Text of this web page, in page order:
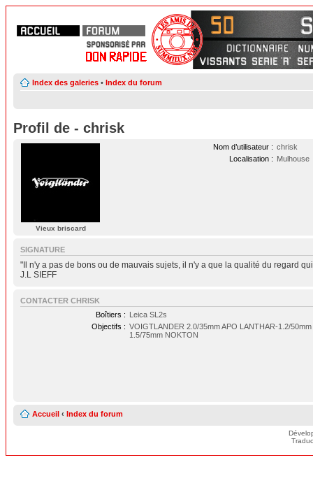
Index des galeries • Index du forum
Profil de - chrisk
Vieux briscard
Nom d’utilisateur : chrisk
Localisation : Mulhouse
SIGNATURE
"Il n'y a pas de bons ou de mauvais sujets, il n'y a que la qualité du regard
J.L SIEFF
CONTACTER CHRISK
Boîtiers : Leica SL2s
Objectifs : VOIGTLANDER 2.0/35mm APO LANTHAR-1.2/
1.5/75mm NOKTON
Accueil ‹ Index du forum